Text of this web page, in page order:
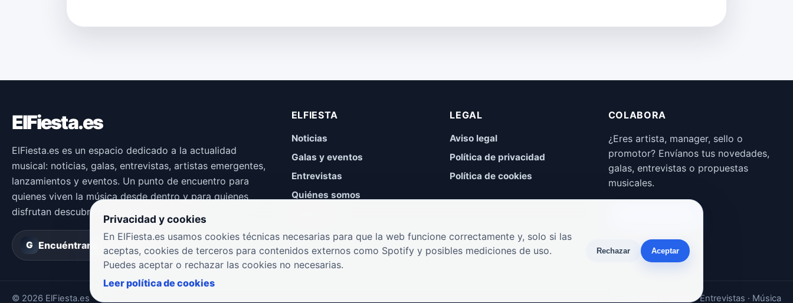
ElFiesta.es
ElFiesta.es es un espacio dedicado a la actualidad
musical: noticias, galas, entrevistas, artistas emergentes,
lanzamientos y eventos. Un punto de encuentro para
quienes viven la música desde dentro y para quienes
disfrutan descubriendo nuevas propuestas.
G Encuéntranos en Groover
ELFIESTA
Noticias
Galas y eventos
Entrevistas
Quiénes somos
LEGAL
Aviso legal
Política de privacidad
Política de cookies
COLABORA
¿Eres artista, manager, sello o
promotor? Envíanos tus novedades,
galas, entrevistas o propuestas
musicales.
© 2026 ElFiesta.es Noticias · Galas · Entrevistas · Música
Privacidad y cookies
En ElFiesta.es usamos cookies técnicas necesarias para que la web funcione correctamente y, solo si las
aceptas, cookies de terceros para contenidos externos como Spotify y posibles mediciones de uso.
Puedes aceptar o rechazar las cookies no necesarias.
Leer política de cookies
Rechazar Aceptar